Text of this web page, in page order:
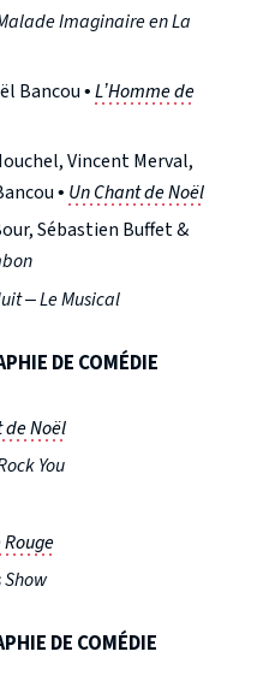
Imaginaire en La
Bancou •L’Homme de
Vincent Merval,
• Un Chant de Noël
Sébastien Buffet &
– Le Musical
DE COMÉDIE
de Noël
You
DE COMÉDIE